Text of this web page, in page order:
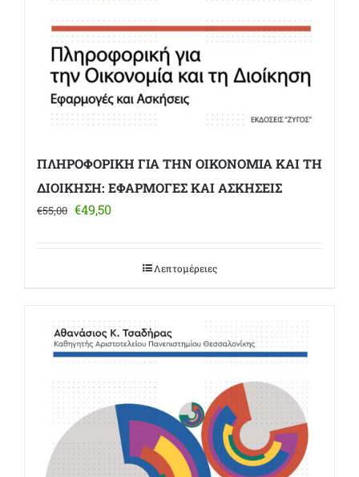
ΠΛΗΡΟΦΟΡΙΚΗ ΓΙΑ ΤΗΝ ΟΙΚΟΝΟΜΙΑ ΚΑΙ ΤΗ
ΔΙΟΙΚΗΣΗ: ΕΦΑΡΜΟΓΕΣ ΚΑΙ ΑΣΚΗΣΕΙΣ
€55,00 Original
€49,50Η
Λεπτομέρειες